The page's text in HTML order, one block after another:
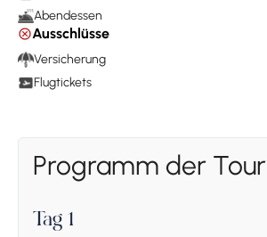
Abendessen
Ausschlüsse
Versicherung
Flugtickets
Programm der Tour
Tag 1